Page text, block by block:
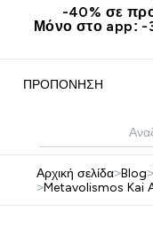
-40% σε
Μόνο στο app: -
ΠΡΟΠΌΝΗΣΗ
Αρχική σελίδα>Blog>
>Metavolismos Kai